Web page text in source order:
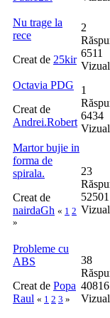
Nu trage la
rece
Creat de 25kir
2
6511
Octavia PDG
Creat de
Andrei.Robert
1
6434
Martor bujie in
forma de
spirala.
Creat de
nairdaGh « 1 2
»
23
52501
Probleme cu
ABS
Creat de Popa
Raul « 1 2 3 »
38
40816